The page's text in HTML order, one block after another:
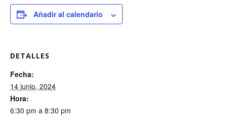
Añadir al calendario
DETALLES
Fecha:
14 junio, 2024
Hora:
6:30 pm a 8:30 pm